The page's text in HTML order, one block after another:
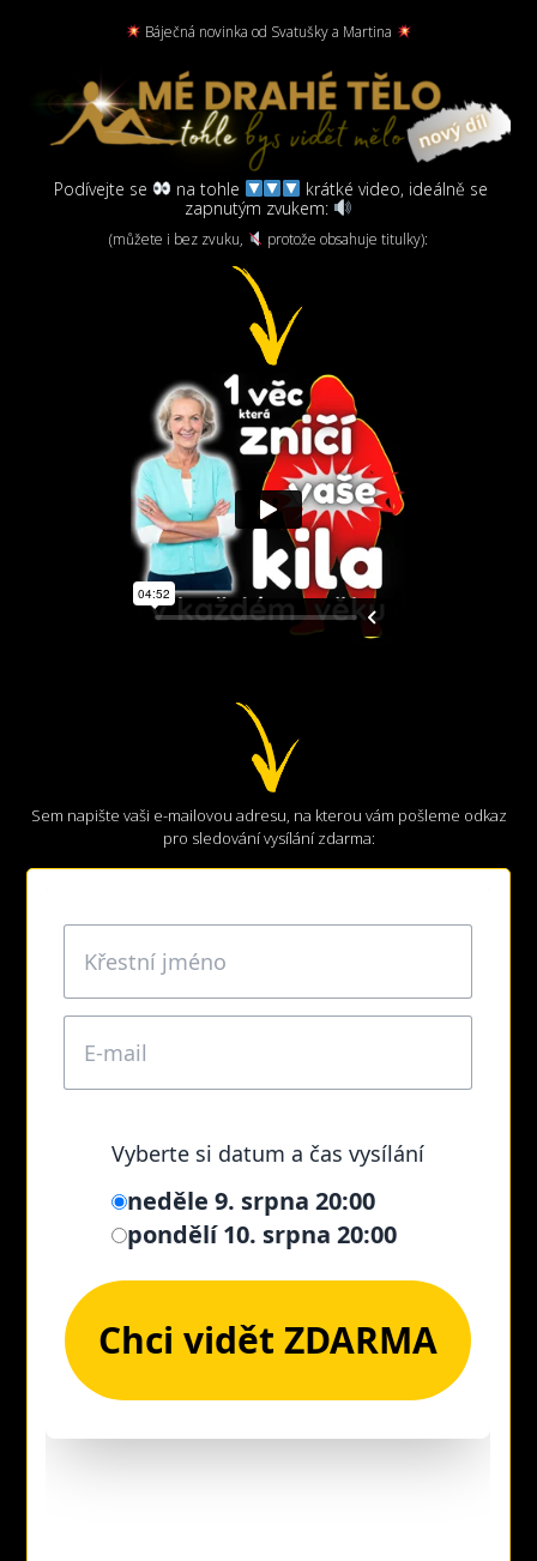
Báječná novinka od Svatušky a Martina
Podívejte se na tohle
krátké video, ideálně se
zapnutým zvukem:
(můžete i bez zvuku, protože obsahuje titulky):
Sem napište vaši e-mailovou adresu, na kterou vám pošleme odkaz
pro sledování vysílání zdarma: